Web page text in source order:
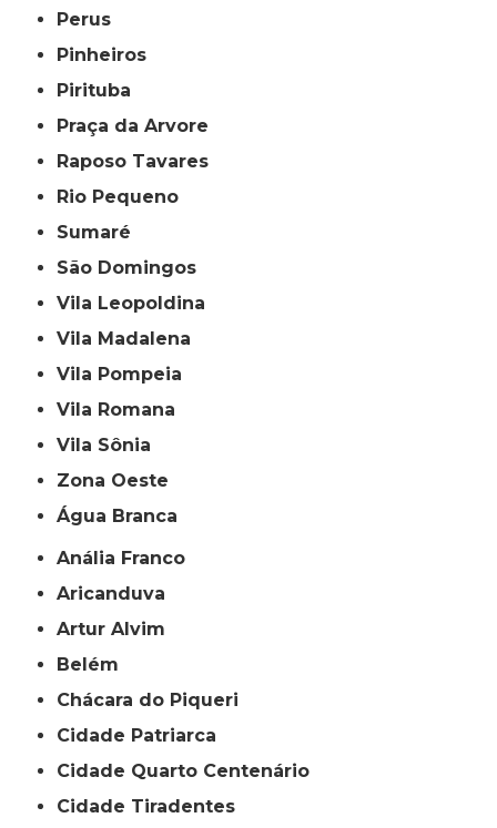
Perus
Pinheiros
Pirituba
Praça da Arvore
Raposo Tavares
Rio Pequeno
Sumaré
São Domingos
Vila Leopoldina
Vila Madalena
Vila Pompeia
Vila Romana
Vila Sônia
Zona Oeste
Água Branca
Anália Franco
Aricanduva
Artur Alvim
Belém
Chácara do Piqueri
Cidade Patriarca
Cidade Quarto Centenário
Cidade Tiradentes